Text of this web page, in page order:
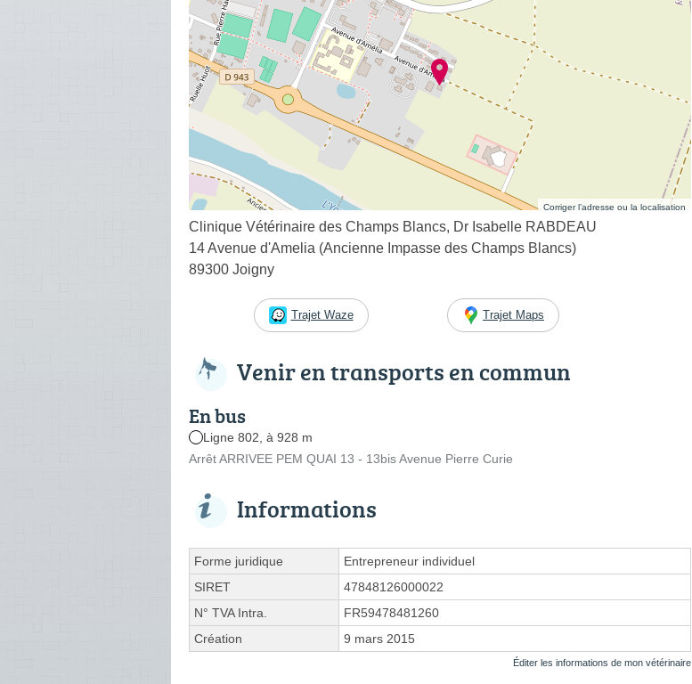
Corriger l’adresse ou la localisation
Clinique Vétérinaire des Champs Blancs, Dr Isabelle RABDEAU
14 Avenue d'Amelia (Ancienne Impasse des Champs Blancs)
89300 Joigny
Trajet Waze Trajet Maps
Venir en transports en commun
En bus
Ligne 802, à 928 m
Arrêt ARRIVEE PEM QUAI 13 - 13bis Avenue Pierre Curie
Informations
Forme juridique
Entrepreneur individuel
SIRET
47848126000022
N° TVA Intra.
FR59478481260
Création
9 mars 2015
Éditer les informations de mon vétérinaire